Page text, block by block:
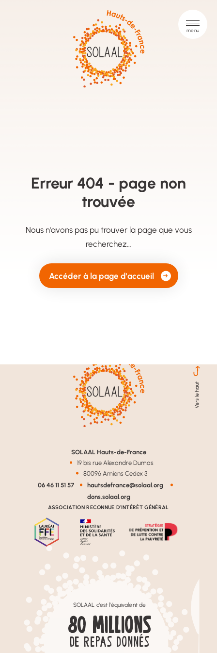
Erreur 404 - page non
trouvée
Nous n'avons pas pu trouver la page que vous
recherchez…
Accéder à la page d'accueil
SOLAAL c’est l’équivalent de
80 MILLIONS
DE REPAS DONNÉS
SOLAAL Hauts-de-France
19 bis rue Alexandre Dumas
80096 Amiens Cedex 3
06 46 11 51 57
hautsdefrance@solaal.org
dons.solaal.org
ASSOCIATION RECONNUE D’INTÉRÊT GÉNÉRAL